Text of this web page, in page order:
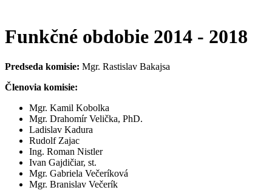
Funkčné obdobie 2014 - 2018
Predseda komisie: Mgr. Rastislav Bakajsa
Členovia komisie:
Mgr. Kamil Kobolka
Mgr. Drahomír Velička, PhD.
Ladislav Kadura
Rudolf Zajac
Ing. Roman Nistler
Ivan Gajdičiar, st.
Mgr. Gabriela Večeríková
Mgr. Branislav Večerík